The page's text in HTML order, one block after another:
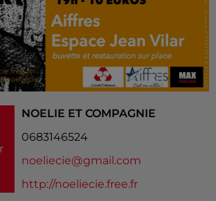
NOELIE ET COMPAGNIE
0683146524
noeliecie@gmail.com
http://noeliecie.free.fr